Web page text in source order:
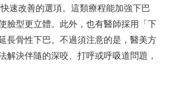
速改善的選項。這類療程能加強下巴
臉型更立體。此外，也有醫師採用「下
長骨性下巴。不過須注意的是，醫美方
解決伴隨的深咬、打呼或呼吸道問題，